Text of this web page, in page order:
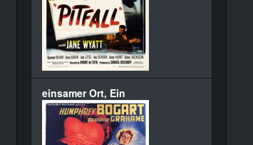
einsamer Ort, Ein